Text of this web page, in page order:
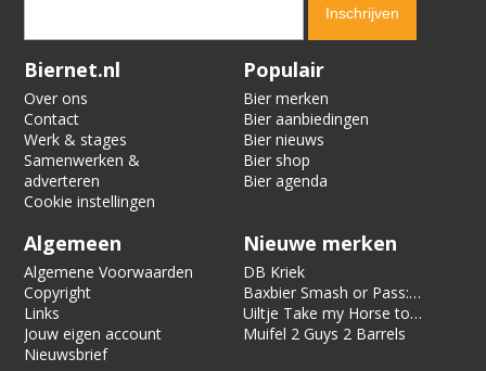
Verification code:
Biernet.nl
Over ons
Contact
Werk & stages
Samenwerken &
adverteren
Cookie instellingen
Populair
Bier merken
Bier aanbiedingen
Bier nieuws
Bier shop
Bier agenda
Algemeen
Algemene Voorwaarden
Copyright
Links
Jouw eigen account
Nieuwsbrief
Nieuwe merken
DB Kriek
Baxbier Smash or Pass:
Strata
Uiltje Take my Horse to
the Hotel Room
Muifel 2 Guys 2 Barrels